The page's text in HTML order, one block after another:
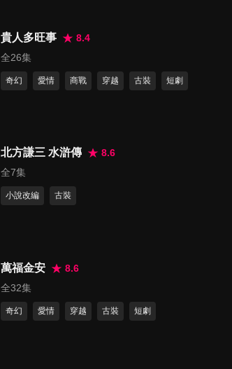
第18集
47
貴人多旺事
8.4
全26集
奇幻 愛情 商戰 穿越 古裝 短劇
北方謙三 水滸傳
8.6
全7集
小說改編 古裝
萬福金安
8.6
全32集
奇幻 愛情 穿越 古裝 短劇